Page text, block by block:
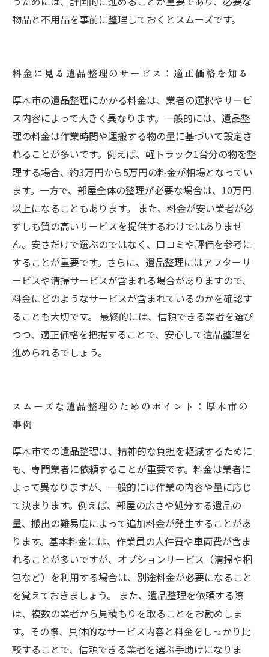
物品と不用品を事前に整理しておくとスムーズです。
料金に見る遺品整理のサービス：適正価格を知る
厚木市の遺品整理にかかる料金は、業者の選択やサービ
ス内容によって大きく異なります。一般的には、遺品整
理の料金は作業時間や運搬する物の量に基づいて設定さ
れることが多いです。例えば、軽トラック1台分の物を整
理する場合、約3万円から5万円の料金が相場となってい
ます。一方で、部屋全体の整理が必要な場合は、10万円
以上になることもあります。 また、料金が安い業者が必
ずしも質の高いサービスを提供するわけではありませ
ん。安さだけで選ぶのではなく、口コミや評価を参考に
することが重要です。さらに、遺品整理にはアフターサ
ービスや清掃サービスが含まれる場合がありますので、
料金にどのようなサービスが含まれているのかを確認す
ることも大切です。 最終的には、信頼できる業者を選び
つつ、適正価格を把握することで、安心して遺品整理を
進められるでしょう。
スムーズな遺品整理のためのポイント：厚木市の
事例
厚木市での遺品整理は、精神的な負担を軽減するために
も、専門業者に依頼することが重要です。料金は業者に
よって異なりますが、一般的には作業の内容や量に応じ
て決まります。例えば、部屋の広さや処分する遺品の
量、搬出の難易度によって追加料金が発生することがあ
ります。基本料金には、作業員の人件費や車両費が含ま
れることが多いですが、オプションサービス（清掃や梱
包など）を利用する場合は、別途料金が必要になること
を覚えておきましょう。 また、遺品整理を依頼する際
は、複数の業者から見積もりを取ることをお勧めしま
す。その際、具体的なサービス内容と料金をしっかり比
較することで、信頼できる業者を選ぶ手助けになりま